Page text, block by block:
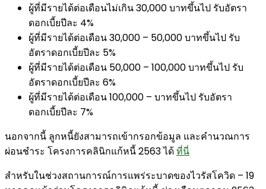
ผู้ที่มีรายได้ต่อเดือนไม่เกิน 30,000 บาทขึ้นไป รับอัตรา
ดอกเบี้ยปีละ 4%
ผู้ที่มีรายได้ต่อเดือน 30,000 – 50,000 บาทขึ้นไป รับ
อัตราดอกเบี้ยปีละ 5%
ผู้ที่มีรายได้ต่อเดือน 50,000 – 100,000 บาทขึ้นไป รับ
อัตราดอกเบี้ยปีละ 6%
ผู้ที่มีรายได้ต่อเดือน 100,000 – บาทขึ้นไป รับอัตรา
ดอกเบี้ยปีละ 7%
นอกจากนี้ ลูกหนี้ยังสามารถเข้ากรอกข้อมูล และคำนวณการ
ผ่อนชำระ โครงการคลินิกแก้หนี้ 2563 ได้ที่นี่
สำหรับในช่วงสถานการณ์การแพร่ระบาดของไวรัสโควิด – 19